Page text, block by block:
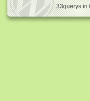
33querys in